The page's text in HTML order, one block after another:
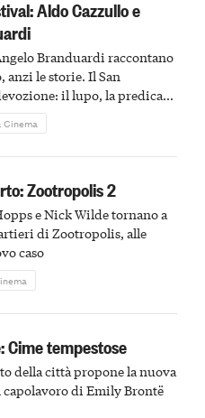
Aldo Cazzullo e
Branduardi raccontano
anzi le storie. Il San
il lupo, la predica
Zootropolis 2
e Nick Wilde tornano a
di Zootropolis, alle
caso
Cime tempestose
della città propone la nuova
di Emily Brontë